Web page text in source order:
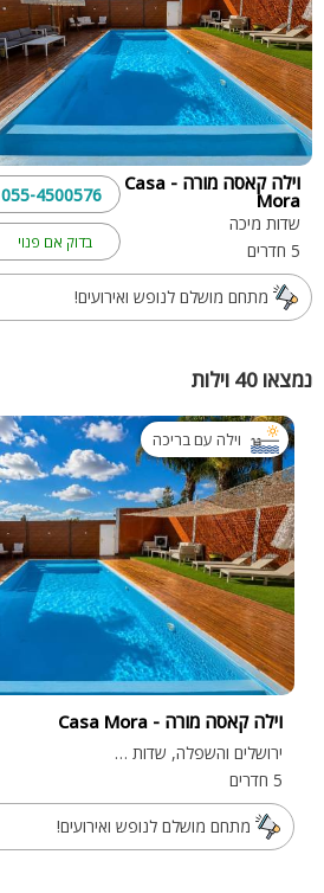
וילה קאסה מורה - Casa
Mora
שדות מיכה
5 חדרים
בדוק אם פנוי
055-4500576
מתחם מושלם לנופש ואירועים!
נמצאו 40 וילות
וילה עם בריכה
וילה קאסה מורה - Casa Mora
ירושלים והשפלה, שדות מיכה
5 חדרים
מתחם מושלם לנופש ואירועים!